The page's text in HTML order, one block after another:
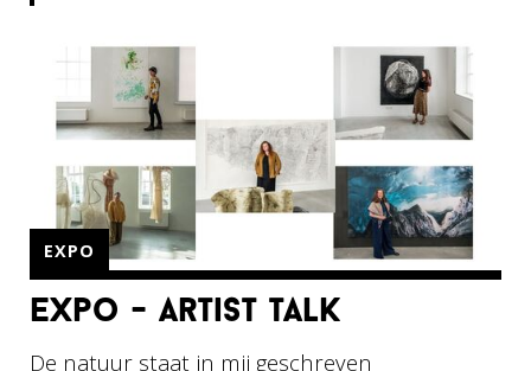
expo - artist talk
EXPO
De natuur staat in mij geschreven